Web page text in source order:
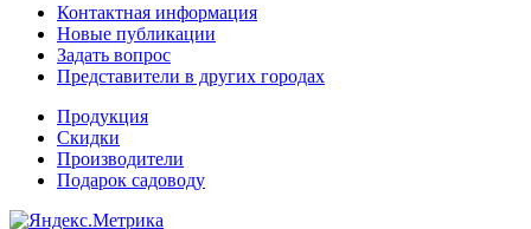
Контактная информация
Новые публикации
Задать вопрос
Представители в других городах
Продукция
Скидки
Производители
Подарок садоводу